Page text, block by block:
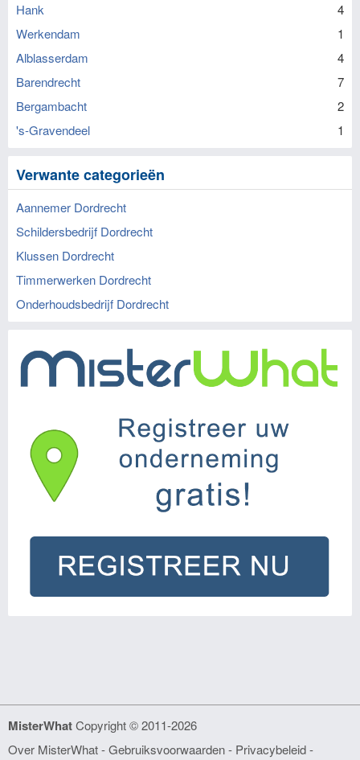
Hank
4
Werkendam
1
Alblasserdam
4
Barendrecht
7
Bergambacht
2
's-Gravendeel
1
Verwante categorieën
Aannemer Dordrecht
Schildersbedrijf Dordrecht
Klussen Dordrecht
Timmerwerken Dordrecht
Onderhoudsbedrijf Dordrecht
MisterWhatCopyright © 2011-2026
Over MisterWhat-Gebruiksvoorwaarden- Privacybeleid -